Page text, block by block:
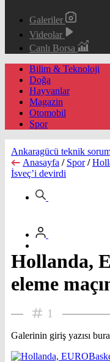
Galeriler
Videolar
Canlı Borsa
Bilim & Teknoloji
Doğa
Hayvanlar
Magazin
Otomobil
Spor
Ankaragücü teknik
Anasayfa / Spor /
İsveç’i devirdi
Hollanda,
eleme
1
Galerinin giriş yazısı